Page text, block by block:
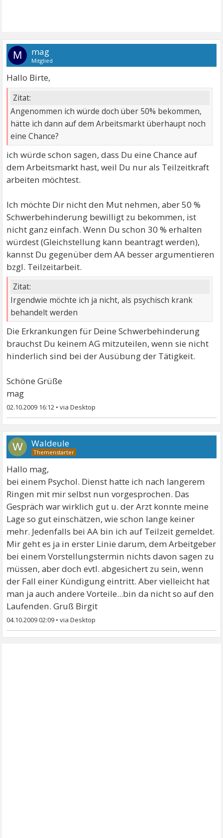
M mag
Mitglied
Hallo Birte,
Zitat:
Angenommen ich würde doch über 50% bekommen,
hätte ich dann auf dem Arbeitsmarkt überhaupt noch
eine Chance?
ich würde schon sagen, dass Du eine Chance auf
dem Arbeitsmarkt hast, weil Du nur als Teilzeitkraft
arbeiten möchtest.
Ich möchte Dir nicht den Mut nehmen, aber 50 %
Schwerbehinderung bewilligt zu bekommen, ist
nicht ganz einfach. Wenn Du schon 30 % erhalten
würdest (Gleichstellung kann beantragt werden),
kannst Du gegenüber dem AA besser argumentieren
bzgl. Teilzeitarbeit.
Zitat:
Irgendwie möchte ich ja nicht, als psychisch krank
behandelt werden
Die Erkrankungen für Deine Schwerbehinderung
brauchst Du keinem AG mitzuteilen, wenn sie nicht
hinderlich sind bei der Ausübung der Tätigkeit.
Schöne Grüße
mag
02.10.2009 16:12 •
W Waldeule
Hallo mag,
bei einem Psychol. Dienst hatte ich nach langerem
Ringen mit mir selbst nun vorgesprochen. Das
Gespräch war wirklich gut u. der Arzt konnte meine
Lage so gut einschätzen, wie schon lange keiner
mehr. Jedenfalls bei AA bin ich auf Teilzeit gemeldet.
Mir geht es ja in erster Linie darum, dem Arbeitgeber
bei einem Vorstellungstermin nichts davon sagen zu
müssen, aber doch evtl. abgesichert zu sein, wenn
der Fall einer Kündigung eintritt. Aber vielleicht hat
man ja auch andere Vorteile...bin da nicht so auf den
Laufenden. Gruß Birgit
04.10.2009 02:09 •